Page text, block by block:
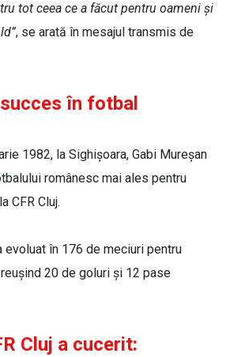
tot ceea ce a făcut pentru oameni și
, se arată în mesajul transmis de
în fotbal
1982, la Sighișoara, Gabi Mureșan
românesc mai ales pentru
CFR Cluj.
evoluat în 176 de meciuri pentru
20 de goluri și 12 pase
Cluj a cucerit: